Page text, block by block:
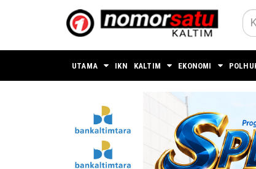
UTAMA IKN KALTIM EKONOMI